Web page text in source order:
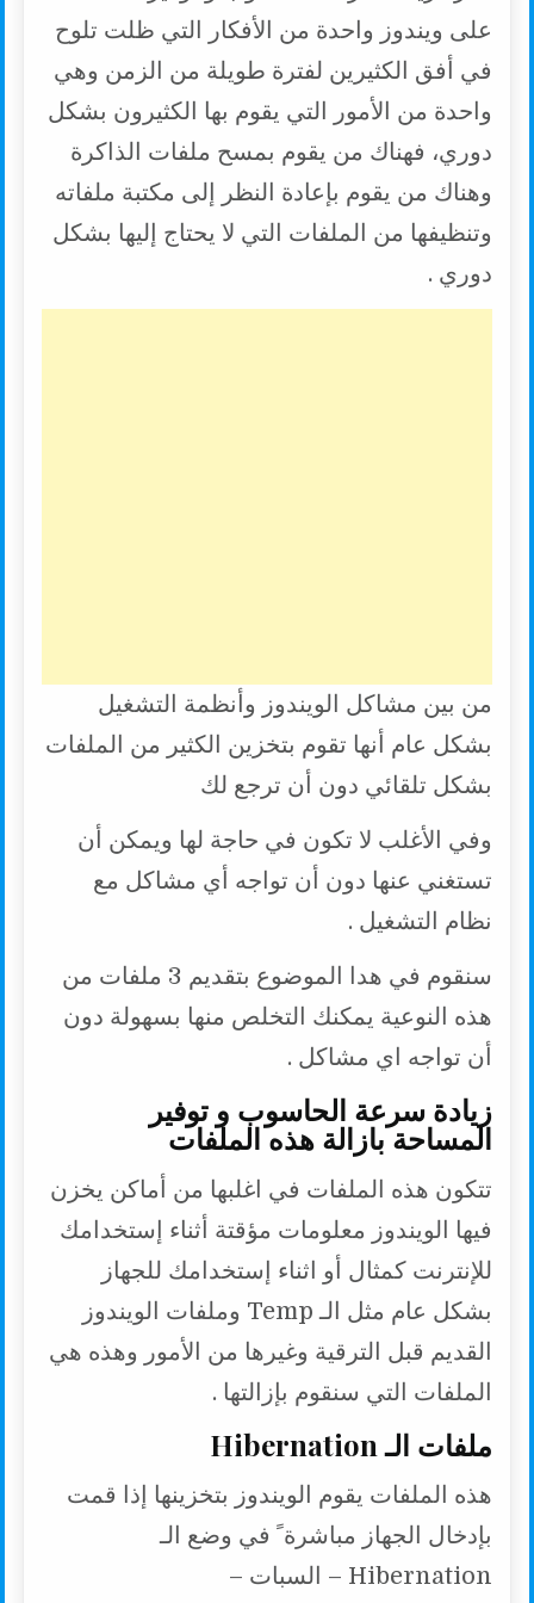
على ويندوز واحدة من الأفكار التي ظلت تلوح
في أفق الكثيرين لفترة طويلة من الزمن وهي
واحدة من الأمور التي يقوم بها الكثيرون بشكل
دوري، فهناك من يقوم بمسح ملفات الذاكرة
وهناك من يقوم بإعادة النظر إلى مكتبة ملفاته
وتنظيفها من الملفات التي لا يحتاج إليها بشكل
دوري .
من بين مشاكل الويندوز وأنظمة التشغيل
بشكل عام أنها تقوم بتخزين الكثير من الملفات
بشكل تلقائي دون أن ترجع لك
وفي الأغلب لا تكون في حاجة لها ويمكن أن
تستغني عنها دون أن تواجه أي مشاكل مع
نظام التشغيل .
سنقوم في هدا الموضوع بتقديم 3 ملفات من
هذه النوعية يمكنك التخلص منها بسهولة دون
أن تواجه اي مشاكل .
زيادة سرعة الحاسوب و توفير
المساحة بازالة هذه الملفات
تتكون هذه الملفات في اغلبها من أماكن يخزن
فيها الويندوز معلومات مؤقتة أثناء إستخدامك
للإنترنت كمثال أو اثناء إستخدامك للجهاز
بشكل عام مثل الـ Temp وملفات الويندوز
القديم قبل الترقية وغيرها من الأمور وهذه هي
الملفات التي سنقوم بإزالتها .
ملفات الـ Hibernation
هذه الملفات يقوم الويندوز بتخزينها إذا قمت
بإدخال الجهاز مباشرة ً في وضع الـ
Hibernation – السبات –